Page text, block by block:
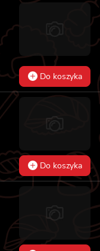
Do koszyka
Do koszyka